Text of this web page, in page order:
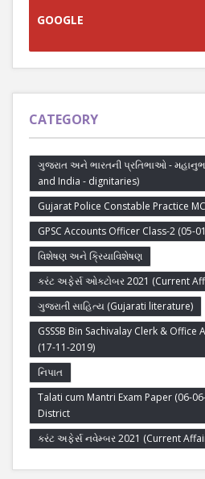
GOOGLE
CATEGORY
ગુજરાત અને ભારતની પ્રતિભાઓ -
and India - dignitaries)
Gujarat Police Constable Practice
GPSC Accounts Officer Class-2 (05-
વિશેષણ અને ક્રિયાવિશેષણ
કરંટ અફેર્સ ઓક્ટોબર 2021 (Current
ગુજરાતી સાહિત્ય (Gujarati literature)
GSSSB Bin Sachivalay Clerk &
(17-11-2019)
નિપાત
Talati cum Mantri Exam Paper (06-
District
કરંટ અફેર્સ નવેમ્બર 2021 (Current